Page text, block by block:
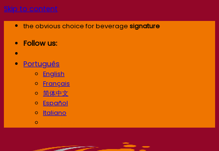
Skip to content
the obvious choice for beverage signature
Follow us:
Português
English
Français
简体中文
Español
Italiano